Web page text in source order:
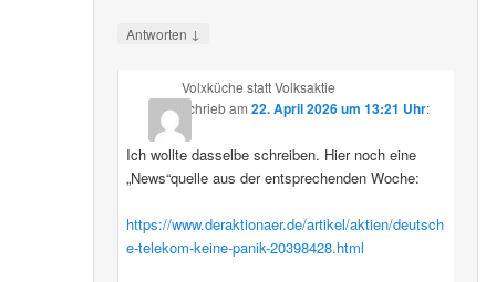
Antworten ↓
Volxküche statt Volksaktie
schriebam 22. April 2026 um 13:21 Uhr:
Ich wollte dasselbe schreiben. Hier noch eine
„News“quelle aus der entsprechenden Woche:
https://www.deraktionaer.de/artikel/aktien/deutsch
e-telekom-keine-panik-20398428.html